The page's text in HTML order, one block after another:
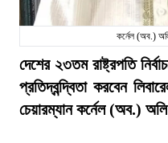
কর্নেল (অব.)
দেশের ২৩তম রাষ্ট্রপতি
প্রতিদ্বন্দ্বিতা করবেন
চেয়ারম্যান কর্নেল (অব.)